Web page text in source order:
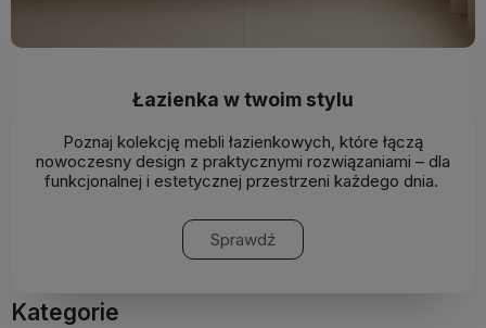
Łazienka w twoim stylu
Poznaj kolekcję mebli łazienkowych, które łączą
nowoczesny design z praktycznymi rozwiązaniami – dla
funkcjonalnej i estetycznej przestrzeni każdego dnia.
Sprawdź
Kategorie